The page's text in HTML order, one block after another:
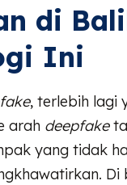
di
Ini
, terlebih lagi
arah deepfake
yang tidak
Di